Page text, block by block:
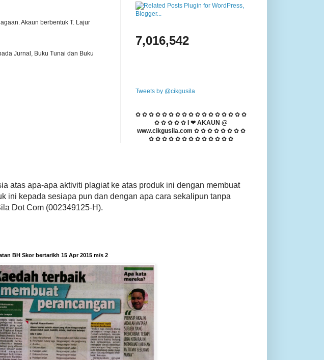
Akaun berbentuk T. Lajur
Jurnal, Buku Tunai dan Buku
7,016,542
Tweets by @cikgusila
✿ ✿ ✿ ✿ ✿ ✿ ✿ ✿ ✿ ✿ ✿ ✿ ✿ ✿ ✿ ✿ ✿
✿ ✿ ✿ ✿ ✿
I ❤ AKAUN @
www.cikgusila.com ✿ ✿ ✿ ✿ ✿ ✿ ✿ ✿
✿ ✿ ✿ ✿ ✿ ✿ ✿ ✿ ✿ ✿ ✿ ✿ ✿
atas apa-apa aktiviti plagiat ke atas produk ini dengan membuat
ini kepada sesiapa pun dan dengan apa cara sekalipun tanpa
Dot Com (002349125-H).
BH Skor bertarikh 15 Apr 2015 m/s 2